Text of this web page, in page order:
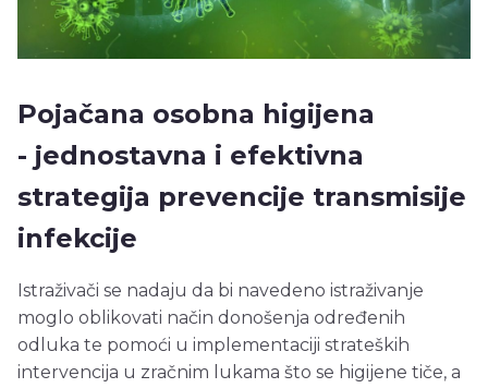
Pojačana osobna higijena
- jednostavna i efektivna
strategija prevencije transmisije
infekcije
Istraživači se nadaju da bi navedeno istraživanje
moglo oblikovati način donošenja određenih
odluka te pomoći u implementaciji strateških
intervencija u zračnim lukama što se higijene tiče, a